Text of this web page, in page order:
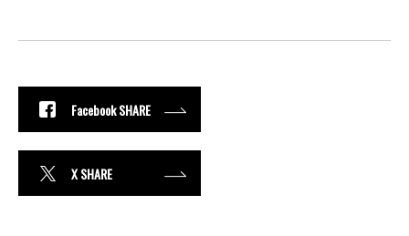
Facebook SHARE
X SHARE